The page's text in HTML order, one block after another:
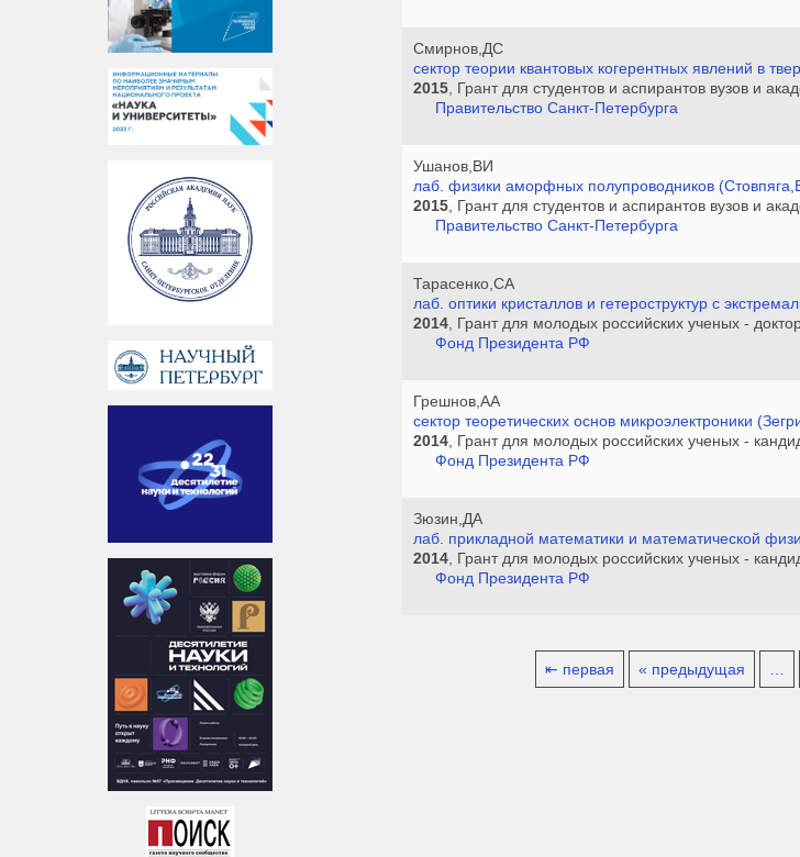
Смирнов,ДС
сектор теории квантовых когерентных явлений в
2015 , Грант для студентов и аспирантов вузов и
Правительство Санкт-Петербурга
Ушанов,ВИ
лаб. физики аморфных полупроводников
2015 , Грант для студентов и аспирантов вузов и
Правительство Санкт-Петербурга
Тарасенко,СА
лаб. оптики кристаллов и гетероструктур с
2014 , Грант для молодых российских ученых -
Фонд Президента РФ
Грешнов,АА
сектор теоретических основ микроэлектроники
2014 , Грант для молодых российских ученых -
Фонд Президента РФ
Зюзин,ДА
лаб. прикладной математики и математической
2014 , Грант для молодых российских ученых -
Фонд Президента РФ
⇤ первая « предыдущая